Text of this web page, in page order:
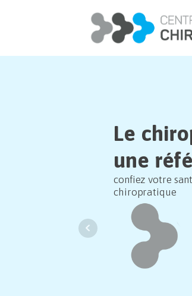
Le
une
confiez votre
chiropratique